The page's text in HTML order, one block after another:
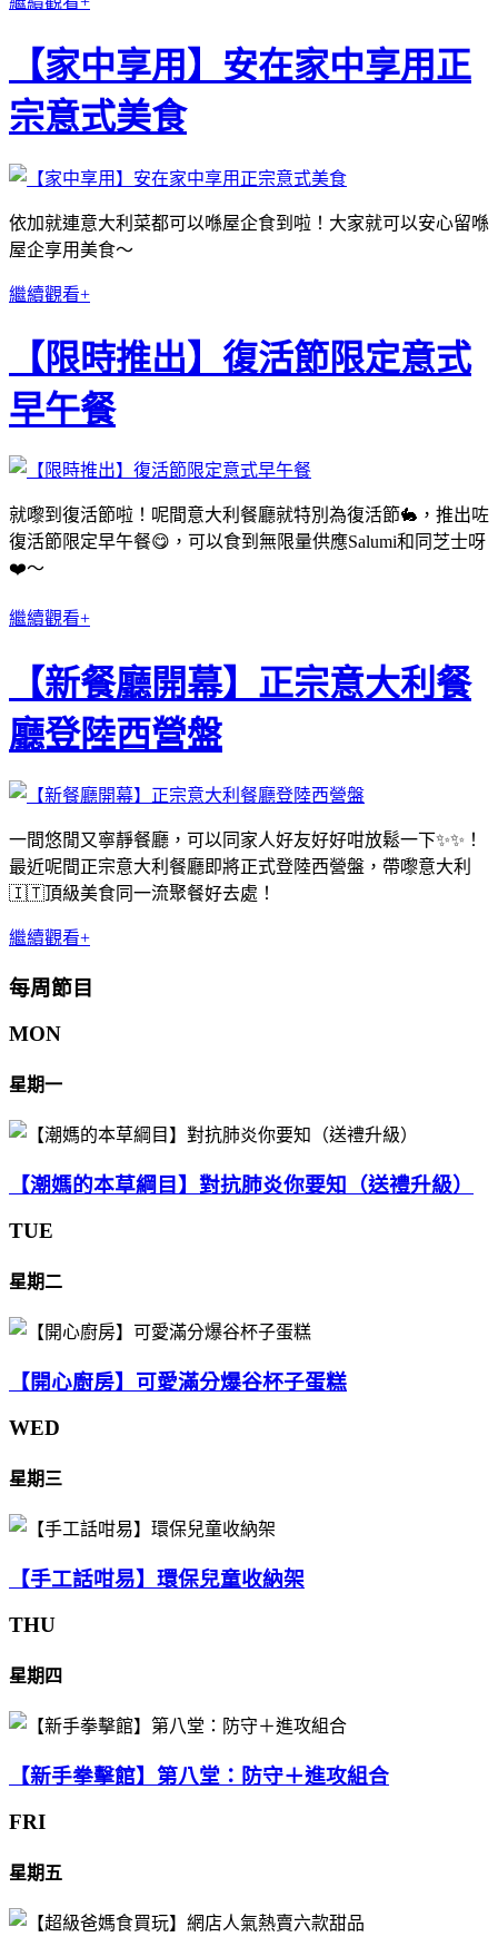
【家中享用】安在家中享用正
宗意式美食
依加就連意大利菜都可以喺屋企食到啦！大家就可以安心留喺
屋企享用美食～
繼續觀看+
【限時推出】復活節限定意式
早午餐
就嚟到復活節啦！呢間意大利餐廳就特別為復活節🐇，推出咗
復活節限定早午餐😋，可以食到無限量供應Salumi和同芝士呀
❤️～
繼續觀看+
【新餐廳開幕】正宗意大利餐
廳登陸西營盤
一間悠閒又寧靜餐廳，可以同家人好友好好咁放鬆一下✨✨！
最近呢間正宗意大利餐廳即將正式登陸西營盤，帶嚟意大利
🇮🇹頂級美食同一流聚餐好去處！
繼續觀看+
每周節目
MON
星期一
【潮媽的本草綱目】對抗肺炎你要知（送禮升級）
TUE
星期二
【開心廚房】可愛滿分爆谷杯子蛋糕
WED
星期三
【手工話咁易】環保兒童收納架
THU
星期四
【新手拳擊館】第八堂：防守＋進攻組合
FRI
星期五